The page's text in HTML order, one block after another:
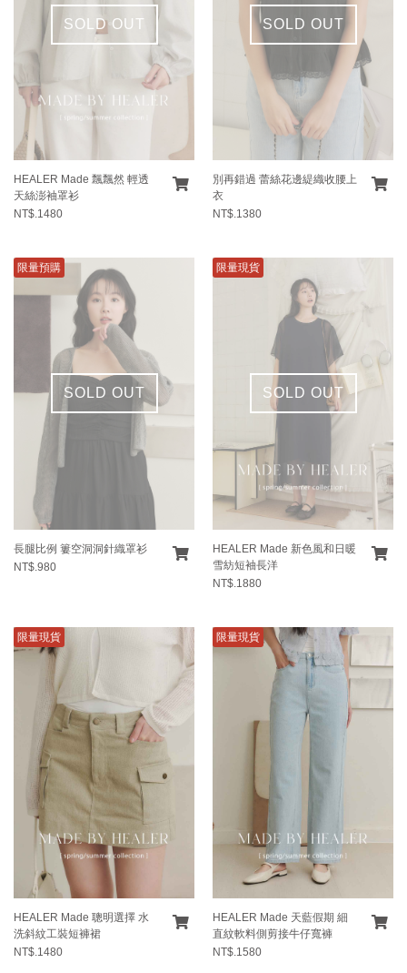
SOLD OUT
HEALER Made 飄飄然 輕透
天絲澎袖罩衫
NT$.1480
SOLD OUT
別再錯過 蕾絲花邊緹織收腰上
衣
NT$.1380
SOLD OUT
限量預購
長腿比例 簍空洞洞針織罩衫
NT$.980
SOLD OUT
限量現貨
HEALER Made 新色風和日暖
雪紡短袖長洋
NT$.1880
限量現貨
HEALER Made 聰明選擇 水
洗斜紋工裝短褲裙
NT$.1480
限量現貨
HEALER Made 天藍假期 細
直紋軟料側剪接牛仔寬褲
NT$.1580